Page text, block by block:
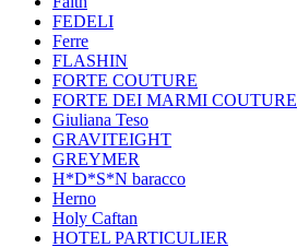
FEDELI
Ferre
FLASHIN
FORTE COUTURE
FORTE DEI MARMI COUTURE
Giuliana Teso
GRAVITEIGHT
GREYMER
H*D*S*N baracco
Herno
Holy Caftan
HOTEL PARTICULIER